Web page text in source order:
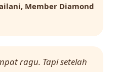
Member Diamond
ragu. Tapi setelah